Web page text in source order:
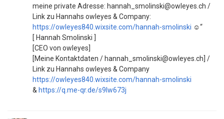
meine private Adresse: hannah_smolinski@owleyes.ch /
Link zu Hannahs owleyes & Company:
https://owleyes840.wixsite.com/hannah-smolinski ☺️“
[ Hannah Smolinski ]
[CEO von owleyes]
[Meine Kontaktdaten / hannah_smolinski@owleyes.ch] /
Link zu Hannahs owleyes & Company
https://owleyes840.wixsite.com/hannah-smolinski
& https://q.me-qr.de/s9lw673j